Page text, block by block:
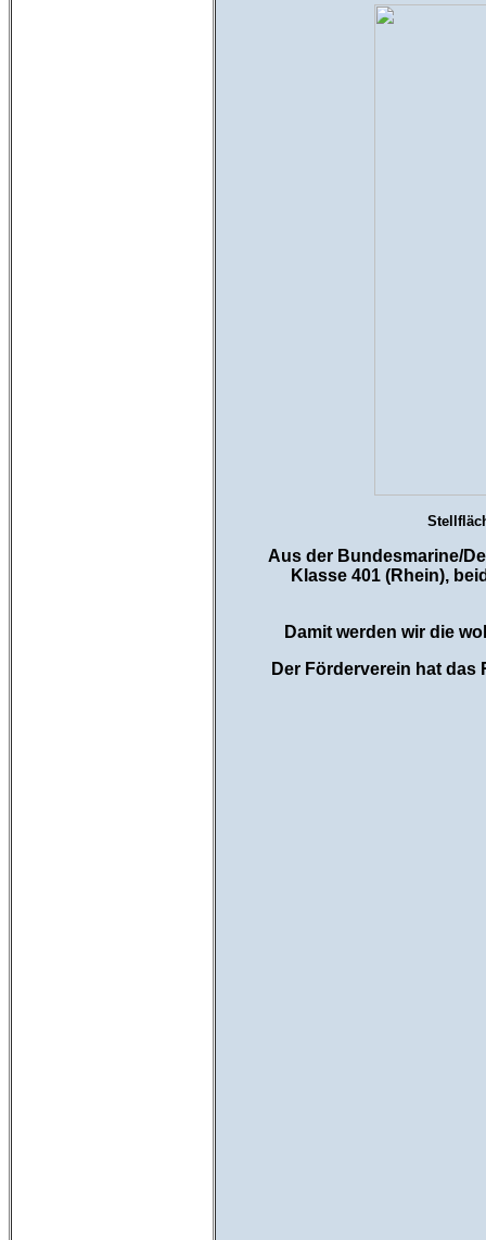
Aus der Bundesmarine/
Klasse 401 (Rhein),
Damit werden wir die
Der Förderverein hat